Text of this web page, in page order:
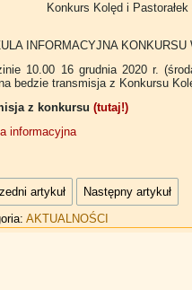
Konkurs Kolęd i
INFORMACYJNA
10.00 16 grudnia 2020 r.
bedzie transmisja z Konkursu
z konkursu (tutaj!)
informacyjna
artykuł
Następny artykuł
AKTUALNOŚCI